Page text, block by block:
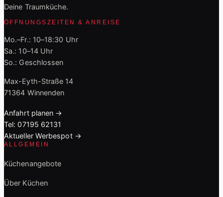
Deine Traumküche.
ÖFFNUNGSZEITEN & ANREISE
Mo.–Fr.: 10–18:30 Uhr
Sa.: 10–14 Uhr
So.: Geschlossen
Max-Eyth-Straße 14
71364 Winnenden
Anfahrt planen →
Tel: 07195 62131
Aktueller Werbespot →
ALLGEMEIN
Küchenangebote
Über Küchen